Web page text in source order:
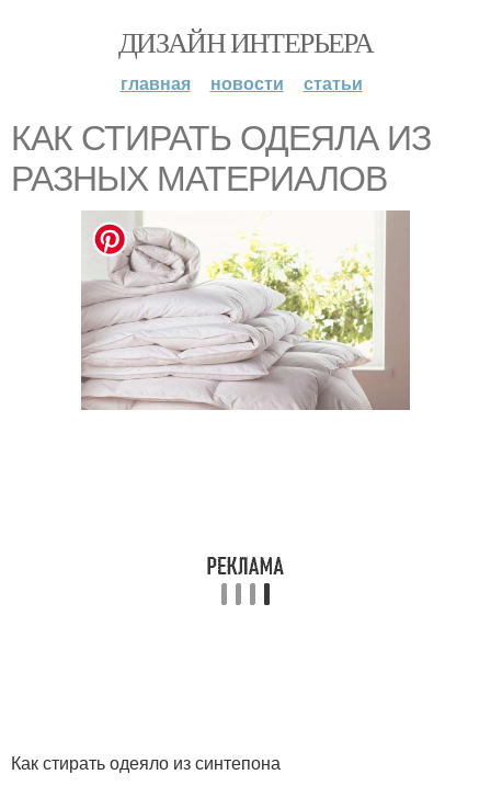
ДИЗАЙН ИНТЕРЬЕРА
главная новости статьи
КАК СТИРАТЬ ОДЕЯЛА ИЗ
РАЗНЫХ МАТЕРИАЛОВ
Как стирать одеяло из синтепона